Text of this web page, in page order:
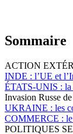
Sommaire
ACTION
INDE : l’UE et
ÉTATS-UNIS : la
Invasion Russe
UKRAINE : les
COMMERCE : le
POLITIQUES